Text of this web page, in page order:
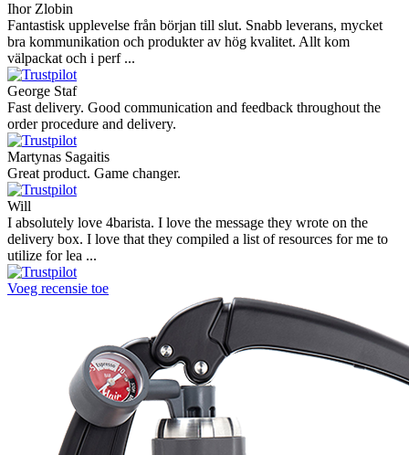
Ihor Zlobin
Fantastisk upplevelse från början till slut. Snabb leverans, mycket
bra kommunikation och produkter av hög kvalitet. Allt kom
välpackat och i perf ...
George Staf
Fast delivery. Good communication and feedback throughout the
order procedure and delivery.
Martynas Sagaitis
Great product. Game changer.
Will
I absolutely love 4barista. I love the message they wrote on the
delivery box. I love that they compiled a list of resources for me to
utilize for lea ...
Voeg recensie toe